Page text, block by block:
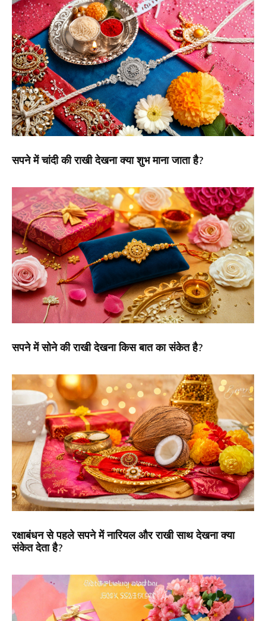
सपने में चांदी की राखी देखना क्या शुभ माना जाता है?
सपने में सोने की राखी देखना किस बात का संकेत है?
रक्षाबंधन से पहले सपने में नारियल और राखी साथ देखना क्या
संकेत देता है?